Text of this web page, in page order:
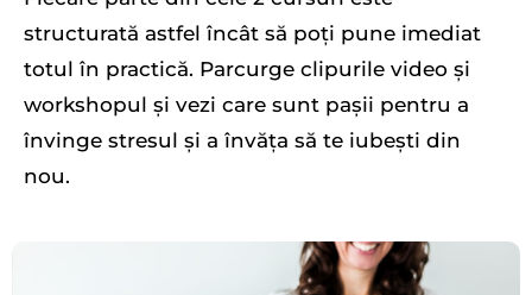
structurată astfel încât să poți pune imediat
totul în practică. Parcurge clipurile video și
workshopul și vezi care sunt pașii pentru a
învinge stresul și a învăța să te iubești din
nou.